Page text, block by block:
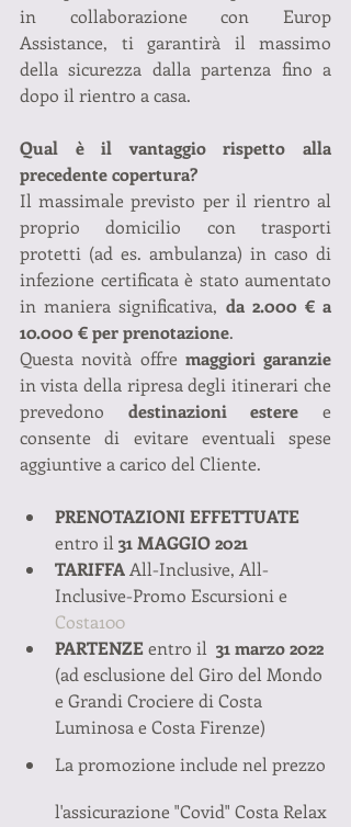
in collaborazione con Europ
Assistance, ti garantirà il massimo
della sicurezza dalla partenza fino a
dopo il rientro a casa.
Qual è il vantaggio rispetto alla
precedente copertura?
Il massimale previsto per il rientro al
proprio domicilio con trasporti
protetti (ad es. ambulanza) in caso di
infezione certificata è stato aumentato
in maniera significativa, da 2.000 € a
10.000 € per prenotazione.
Questa novità offre maggiori garanzie
in vista della ripresa degli itinerari che
prevedono destinazioni estere e
consente di evitare eventuali spese
aggiuntive a carico del Cliente.
PRENOTAZIONI EFFETTUATE
entro il 31 MAGGIO 2021
TARIFFA All-Inclusive, All-
Inclusive-Promo Escursioni e
Costa100
PARTENZE entro il 31 marzo 2022
(ad esclusione del Giro del Mondo
e Grandi Crociere di Costa
Luminosa e Costa Firenze)
La promozione include nel prezzo
l'assicurazione "Covid" Costa Relax